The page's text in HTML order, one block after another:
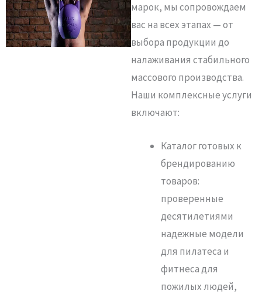
марок, мы сопровождаем
вас на всех этапах — от
выбора продукции до
налаживания стабильного
массового производства.
Наши комплексные услуги
включают:
Каталог готовых к
брендированию
товаров:
проверенные
десятилетиями
надежные модели
для пилатеса и
фитнеса для
пожилых людей,